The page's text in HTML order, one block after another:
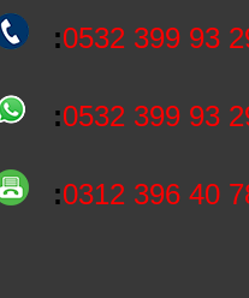
:0532 399 93
:0532 399 93
:0312 396 40